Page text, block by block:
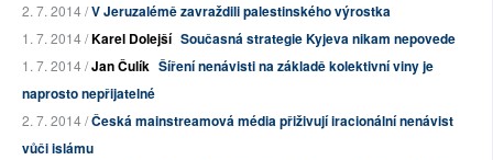
2. 7. 2014 /V Jeruzalémě zavraždili palestinského výrostka
1. 7. 2014 /Karel Dolejší Současná strategie Kyjeva nikam nepovede
1. 7. 2014 /Jan Čulík Šíření nenávisti na základě kolektivní viny je
naprosto nepřijatelné
2. 7. 2014 /Česká mainstreamová média přiživují iracionální nenávist
vůči islámu